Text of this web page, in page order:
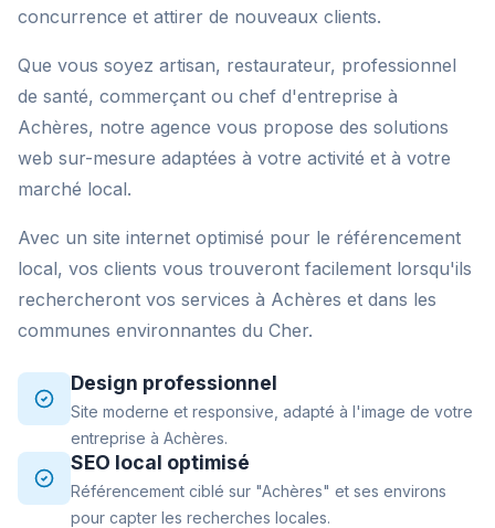
concurrence et attirer de nouveaux clients.
Que vous soyez artisan, restaurateur, professionnel
de santé, commerçant ou chef d'entreprise à
Achères, notre agence vous propose des solutions
web sur-mesure adaptées à votre activité et à votre
marché local.
Avec un site internet optimisé pour le référencement
local, vos clients vous trouveront facilement lorsqu'ils
rechercheront vos services à Achères et dans les
communes environnantes du Cher.
Design professionnel
Site moderne et responsive, adapté à l'image de votre
entreprise à Achères.
SEO local optimisé
Référencement ciblé sur "Achères" et ses environs
pour capter les recherches locales.